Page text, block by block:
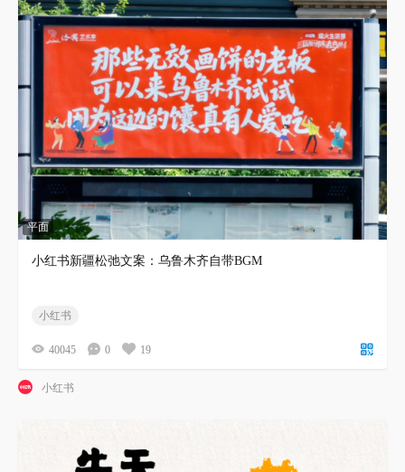
平面
小红书新疆松弛文案：乌鲁木齐自带BGM
小红书
40045 0 19
小红书